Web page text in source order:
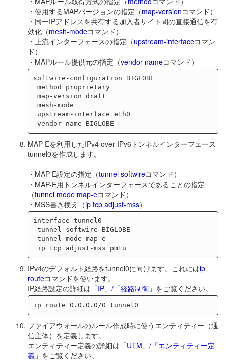
・使用するMAPバージョンの指定（map-versionコマンド）
・同一IPアドレスを共有する加入者サイト間の直接通信を有
効化（mesh-modeコマンド）
・上流インターフェースの指定（upstream-interfaceコマン
ド）
・MAPルール提供元の指定（vendor-nameコマンド）
softwire-configuration BIGLOBE
MAP-Eを利用したIPv4 over IPv6トンネルインターフェース
tunnel0を作成します。
・MAP-E設定の指定（tunnel softwireコマンド）
・MAP-E用トンネルインターフェースであることの指定
（tunnel mode map-eコマンド）
・MSS書き換え（ip tcp adjust-mss）
interface tunnel0
IPv4のデフォルト経路をtunnel0に向けます。これにはip
routeコマンドを使います。
IP経路設定の詳細は 「IP」/「経路制御」 をご覧ください。
ファイアウォールのルール作成時に使うエンティティー（通
信主体）を定義します。
エンティティー定義の詳細は 「UTM」/「エンティティー定
義」 をご覧ください。